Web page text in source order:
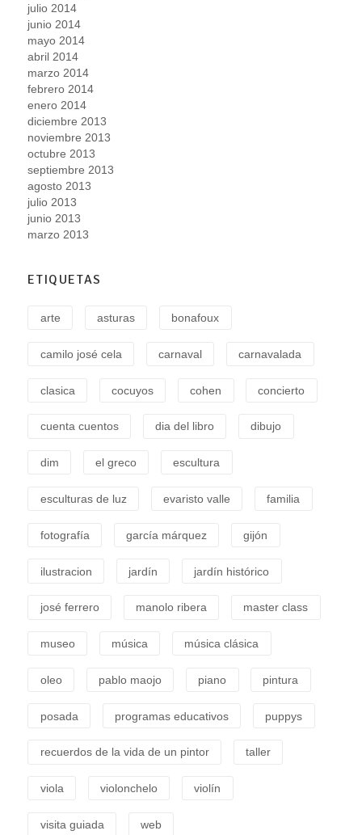
julio 2014
junio 2014
mayo 2014
abril 2014
marzo 2014
febrero 2014
enero 2014
diciembre 2013
noviembre 2013
octubre 2013
septiembre 2013
agosto 2013
julio 2013
junio 2013
marzo 2013
ETIQUETAS
arte asturas bonafoux
camilo josé cela carnaval carnavalada
clasica cocuyos cohen concierto
cuenta cuentos dia del libro dibujo
dim el greco escultura
esculturas de luz evaristo valle familia
fotografía garcía márquez gijón
ilustracion jardín jardín histórico
josé ferrero manolo ribera master class
museo música música clásica
oleo pablo maojo piano pintura
posada programas educativos puppys
recuerdos de la vida de un pintor taller
viola violonchelo violín
visita guiada web